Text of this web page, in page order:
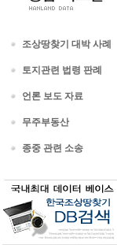
조상땅찾기 대박 사례
토지관련 법령 판례
언론 보도 자료
무주부동산
종중 관련 소송